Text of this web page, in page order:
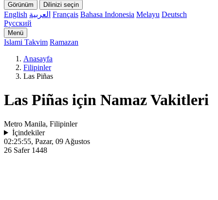
Görünüm Dilinizi seçin
English العربية Français Bahasa Indonesia Melayu Deutsch
Русский
Menü
Islami Takvim Ramazan
Anasayfa
Filipinler
Las Piñas
Las Piñas için Namaz Vakitleri
Metro Manila, Filipinler
İçindekiler
02:25:55, Pazar, 09 Ağustos
26 Safer 1448